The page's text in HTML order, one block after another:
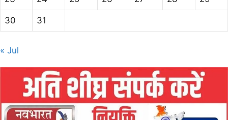
30 31
« Jul